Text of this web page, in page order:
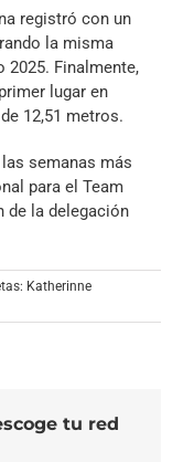
registró con un
la misma
2025. Finalmente,
lugar en
12,51 metros.
semanas más
para el Team
de la delegación
Katherinne
tu red